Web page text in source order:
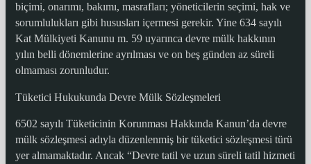
biçimi, onarımı, bakımı, masrafları; yöneticilerin seçimi, hak ve
sorumlulukları gibi hususları içermesi gerekir. Yine 634 sayılı
Kat Mülkiyeti Kanunu m. 59 uyarınca devre mülk hakkının
yılın belli dönemlerine ayrılması ve on beş günden az süreli
olmaması zorunludur.
Tüketici Hukukunda Devre Mülk Sözleşmeleri
6502 sayılı Tüketicinin Korunması Hakkında Kanun’da devre
mülk sözleşmesi adıyla düzenlenmiş bir tüketici sözleşmesi türü
yer almamaktadır. Ancak “Devre tatil ve uzun süreli tatil hizmeti